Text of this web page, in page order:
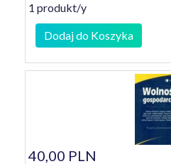
1 produkt/y
Dodaj do Koszyka
40,00 PLN